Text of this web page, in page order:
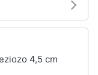
4,5 cm